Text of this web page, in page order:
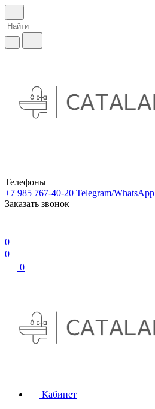
Телефоны
+7 985 767-40-20 Telegram/WhatsApp
Заказать звонок
0
0
0
Кабинет